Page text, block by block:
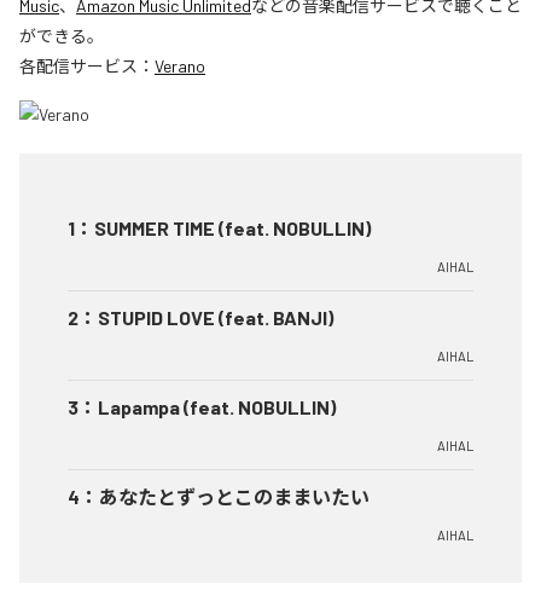
Music、 Amazon Music Unlimitedなどの音楽配信サービスで聴くこと
ができる。
各配信サービス： Verano
1 ： SUMMER TIME (feat. NOBULLIN)
AIHAL
2 ： STUPID LOVE (feat. BANJI)
AIHAL
3 ： Lapampa (feat. NOBULLIN)
AIHAL
4 ： あなたとずっとこのままいたい
AIHAL